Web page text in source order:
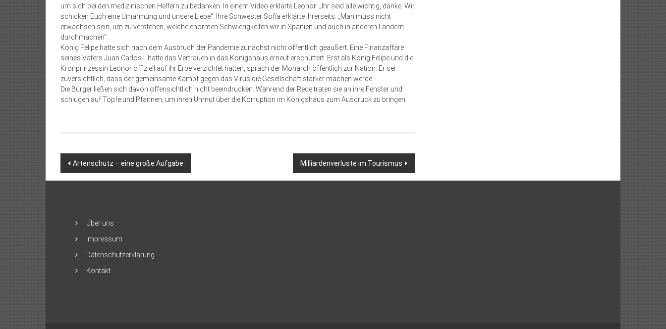
um sich bei den medizinischen Helfern zu bedanken. In einem Video erklärte Leonor: „Ihr seid alle wichtig, danke. Wir
schicken Euch eine Umarmung und unsere Liebe“. Ihre Schwester Sofía erklärte ihrerseits: „Man muss nicht
erwachsen sein, um zu verstehen, welche enormen Schwierigkeiten wir in Spanien und auch in anderen Ländern
durchmachen“.
König Felipe hatte sich nach dem Ausbruch der Pandemie zunächst nicht öffentlich geäußert. Eine Finanzaffäre
seines Vaters Juan Carlos I. hatte das Vertrauen in das Königshaus erneut erschüttert. Erst als König Felipe und die
Kronprinzessin Leonor offiziell auf ihr Erbe verzichtet hatten, sprach der Monarch öffentlich zur Nation. Er sei
zuversichtlich, dass der gemeinsame Kampf gegen das Virus die Gesellschaft stärker machen werde.
Die Bürger ließen sich davon offensichtlich nicht beeindrucken. Während der Rede traten sie an ihre Fenster und
schlugen auf Töpfe und Pfannen, um ihren Unmut über die Korruption im Königshaus zum Ausdruck zu bringen.
Beitragsnavigation
Artenschutz – eine große Aufgabe Milliardenverluste im Tourismus
Über uns
Impressum
Datenschutzerklärung
Kontakt